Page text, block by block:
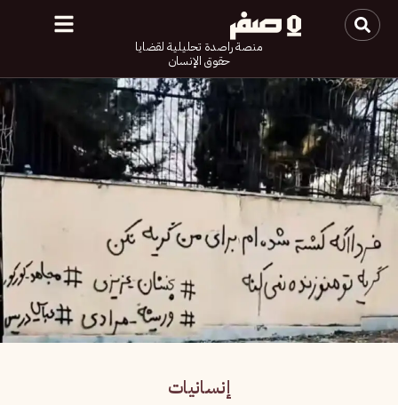
منصة راصدة تحليلية لقضايا
حقوق الإنسان
إنسانيات